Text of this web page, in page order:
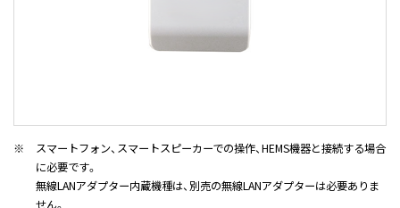
※
スマートフォン、スマートスピーカーでの操作、HEMS機器と接続する場合
に必要です。
無線LANアダプター内蔵機種は、別売の無線LANアダプターは必要ありま
せん。